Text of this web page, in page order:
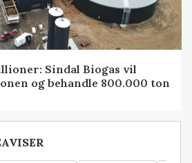
Sindal Biogas vil
og behandle 800.000 ton